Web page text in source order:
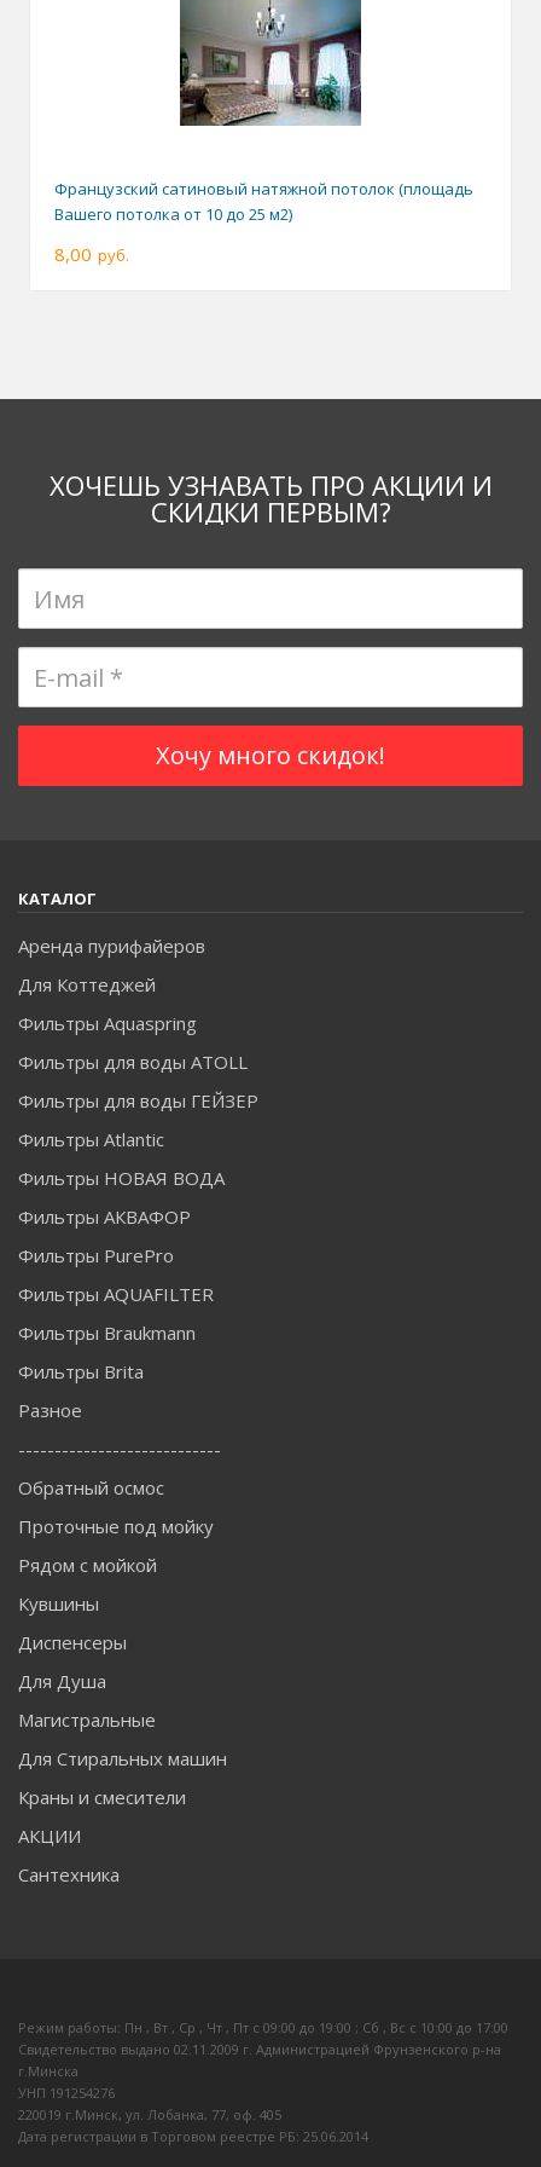
Французский сатиновый натяжной потолок (площадь
Вашего потолка от 10 до 25 м2)
8,00 руб.
ХОЧЕШЬ УЗНАВАТЬ ПРО АКЦИИ И
СКИДКИ ПЕРВЫМ?
КАТАЛОГ
Аренда пурифайеров
Для Коттеджей
Фильтры Aquaspring
Фильтры для воды ATOLL
Фильтры для воды ГЕЙЗЕР
Фильтры Atlantic
Фильтры НОВАЯ ВОДА
Фильтры АКВАФОР
Фильтры PurePro
Фильтры AQUAFILTER
Фильтры Braukmann
Фильтры Brita
Разное
----------------------------
Обратный осмос
Проточные под мойку
Рядом с мойкой
Кувшины
Диспенсеры
Для Душа
Магистральные
Для Стиральных машин
Краны и смесители
АКЦИИ
Сантехника
Режим работы: Пн , Вт , Ср , Чт , Пт c 09:00 до 19:00 ; Сб , Вс c 10:00 до 17:00
Свидетельство выдано 02.11.2009 г. Администрацией Фрунзенского р-на
г.Минска
УНП 191254276
220019 г.Минск, ул. Лобанка, 77, оф. 405
Дата регистрации в Торговом реестре РБ: 25.06.2014